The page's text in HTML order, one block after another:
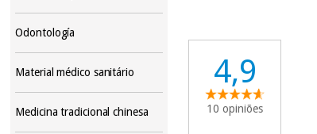
Odontología
Material médico sanitário
Medicina tradicional chinesa
4,9
10 opiniões